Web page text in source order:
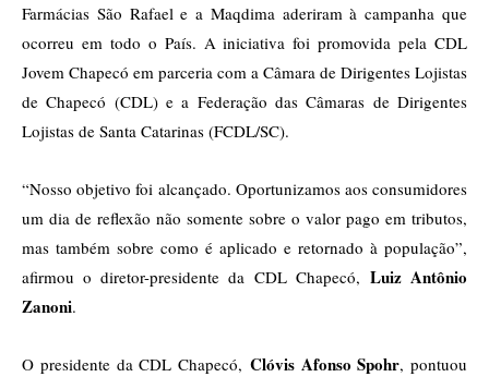
Farmácias São Rafael e a Maqdima aderiram à campanha que
ocorreu em todo o País. A iniciativa foi promovida pela CDL
Jovem Chapecó em parceria com a Câmara de Dirigentes Lojistas
de Chapecó (CDL) e a Federação das Câmaras de Dirigentes
Lojistas de Santa Catarinas (FCDL/SC).
“Nosso objetivo foi alcançado. Oportunizamos aos consumidores
um dia de reflexão não somente sobre o valor pago em tributos,
mas também sobre como é aplicado e retornado à população”,
afirmou o diretor-presidente da CDL Chapecó, Luiz Antônio
Zanoni.
O presidente da CDL Chapecó, Clóvis Afonso Spohr, pontuou